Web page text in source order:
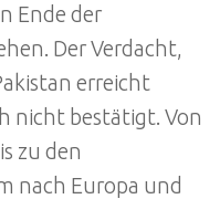
Ende der
Der Verdacht,
erreicht
nicht bestätigt. Von
zu den
nach Europa und